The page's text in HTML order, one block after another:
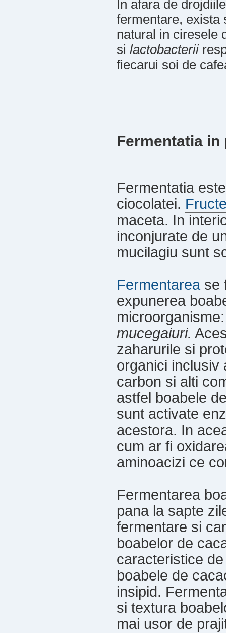
In afara de
fermentare, exista
natural in ciresele
si lactobacterii
fiecarui soi de
Fermentatia
Fermentatia
ciocolatei.
maceta. In
inconjurate de
mucilagiu sunt
Fermentarease
expunerea
microorganisme:
mucegaiuri.
zaharurile si
organici inclusiv
carbon si alti
astfel boabele
sunt activate
acestora. In
cum ar fi
aminoacizi ce
Fermentarea
pana la sapte
fermentare si
boabelor de
caracteristice
boabele de
insipid.
si textura
mai usor de